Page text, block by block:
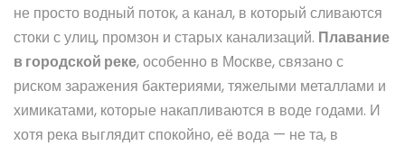
не просто водный поток, а канал, в который сливаются
стоки с улиц, промзон и старых канализаций. Плавание
в городской реке,особенно в Москве, связано с
риском заражения бактериями, тяжелыми металлами и
химикатами, которые накапливаются в воде годами. И
хотя река выглядит спокойно, её вода — не та, в